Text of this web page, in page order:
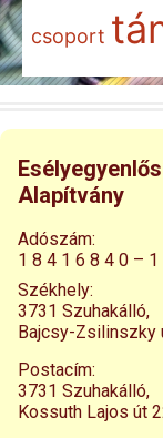
csoport
Alapítvány
Adószám:
1 8 4 1 6 8 4 0 – 1
Székhely:
3731 Szuhakálló,
Bajcsy-Zsilinszky
Postacím:
3731 Szuhakálló,
Kossuth Lajos út